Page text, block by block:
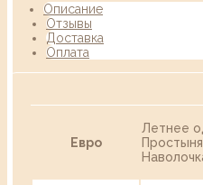
Описание
Отзывы
Доставка
Оплата
Евро
Летнее